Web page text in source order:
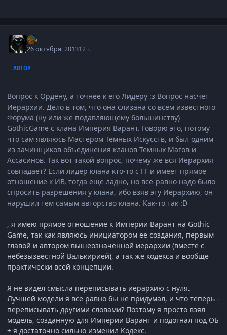
Ice
26 октября, 201312 г.
АВТОР
Вопрос к Ордену, а точнее к его Лидеру :з Вопрос насчет
Иерархии. Дело в том, что она слизана со всем известного
Форума (ну или же подавляющему большинству)
GothicGame с клана Империя Варант. Говорю это, потому
что сам являюсь Мастером Темных Искусств, и был одним
из зачинщиков объединения кланов Темных Магов и
Ассасинов. Так вот такой вопрос, почему же вся Иерархия
совпадает? Если лидер клана кто-то с ГГ и имеет прямое
отношение к ИВ, тогда еще ладно, но все-равно надо было
спросить разрешения у клана, ибо взяв эту Иерархию, он
нарушил тем самым авторство клана. Как-то так :D
, я имею прямое отношение к Империи Варант на Gothic
Game, так как являюсь инициатором ее создания, первым
главой и автором вышеозначенной иерархии (вместе с
небезызвестной Валькирией), а так же кодекса и вообще
практически всей концепции.
Я не видел смысла переписывать иерархию с нуля.
Лучшей модели я все равно бы не придумал, и что теперь -
переписывать другими словами? Поэтому я просто взял
модель, созданную для Империи Варант и подогнал под ОБ
+ я достаточно сильно изменил Кодекс.